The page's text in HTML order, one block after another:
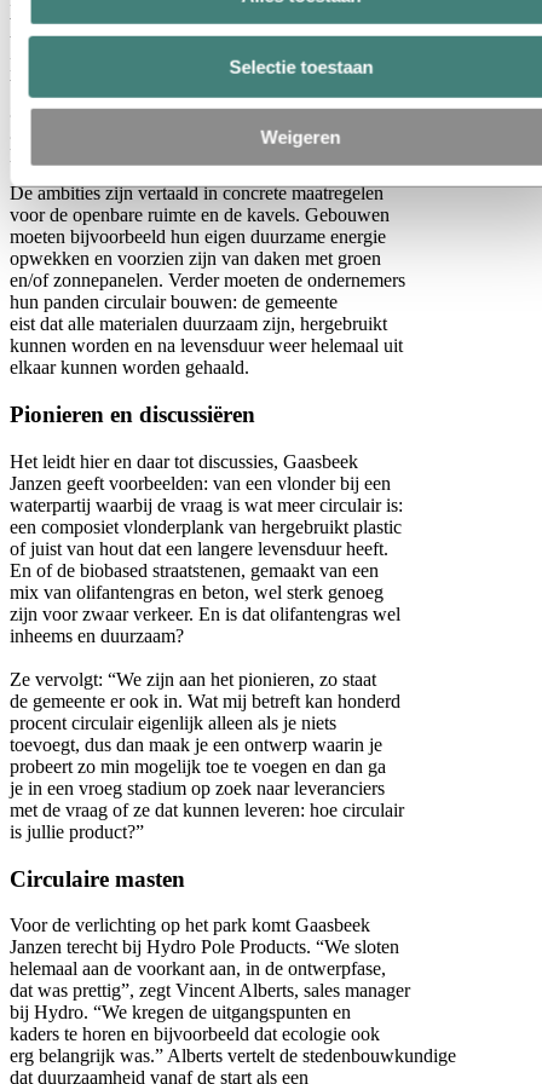
Selectie toestaan
Weigeren
vertelt Gaasbeek Janzen, vanaf het begin betrokken
bij het project. Een bezoek aan Park 2020 bij
Hoofddorp, een groen businesspark gebouwd op
basis van gezonde en duurzame uitgangspunten,
geeft een zet in de juiste richting. Zo komt de
gemeente in aanraking met het cradle-to-cradle
principe en dat is een houvast om op door te gaan.
De ambities zijn vertaald in concrete maatregelen
voor de openbare ruimte en de kavels. Gebouwen
moeten bijvoorbeeld hun eigen duurzame energie
opwekken en voorzien zijn van daken met groen
en/of zonnepanelen. Verder moeten de ondernemers
hun panden circulair bouwen: de gemeente
eist dat alle materialen duurzaam zijn, hergebruikt
kunnen worden en na levensduur weer helemaal uit
elkaar kunnen worden gehaald.
Pionieren en discussiëren
Het leidt hier en daar tot discussies, Gaasbeek
Janzen geeft voorbeelden: van een vlonder bij een
waterpartij waarbij de vraag is wat meer circulair is:
een composiet vlonderplank van hergebruikt plastic
of juist van hout dat een langere levensduur heeft.
En of de biobased straatstenen, gemaakt van een
mix van olifantengras en beton, wel sterk genoeg
zijn voor zwaar verkeer. En is dat olifantengras wel
inheems en duurzaam?
Ze vervolgt: “We zijn aan het pionieren, zo staat
de gemeente er ook in. Wat mij betreft kan honderd
procent circulair eigenlijk alleen als je niets
toevoegt, dus dan maak je een ontwerp waarin je
probeert zo min mogelijk toe te voegen en dan ga
je in een vroeg stadium op zoek naar leveranciers
met de vraag of ze dat kunnen leveren: hoe circulair
is jullie product?”
Circulaire masten
Voor de verlichting op het park komt Gaasbeek
Janzen terecht bij Hydro Pole Products. “We sloten
helemaal aan de voorkant aan, in de ontwerpfase,
dat was prettig”, zegt Vincent Alberts, sales manager
bij Hydro. “We kregen de uitgangspunten en
kaders te horen en bijvoorbeeld dat ecologie ook
erg belangrijk was.” Alberts vertelt de stedenbouwkundige
dat duurzaamheid vanaf de start als een